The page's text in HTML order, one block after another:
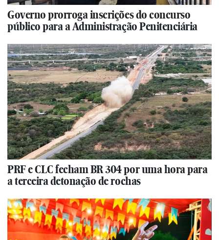
Governo prorroga inscrições do concurso
público para a Administração Penitenciária
PRF e CLC fecham BR 304 por uma hora para
a terceira detonação de rochas